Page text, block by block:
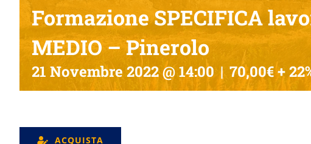
Formazione SPECIFICA
MEDIO – Pinerolo
21 Novembre 2022 @ 14:00 | 70,00€ +
ACQUISTA